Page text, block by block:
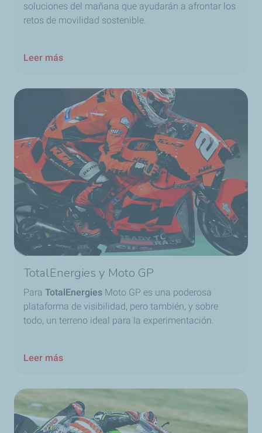
soluciones del mañana que ayudarán a afrontar los
retos de movilidad sostenible.
Leer más
TotalEnergies y Moto GP
Para TotalEnergies Moto GP es una poderosa
plataforma de visibilidad, pero también, y sobre
todo, un terreno ideal para la experimentación.
Leer más